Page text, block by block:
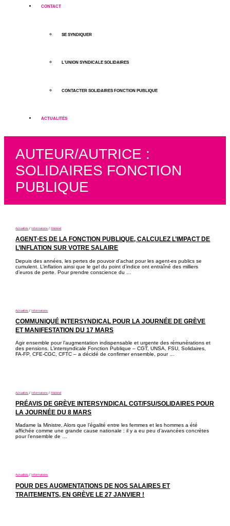
CONTACT
SE SYNDIQUER
L’UNION SYNDICALE SOLIDAIRES
CONTACTER SOLIDAIRES FONCTION PUBLIQUE
ACTUALITÉS
AUTEUR/AUTRICE :
SOLIDAIRES FONCTION
PUBLIQUE
Actualités /Informations /Matériel
AGENT⋅ES DE LA FONCTION PUBLIQUE, CALCULEZ L’IMPACT DE
L’INFLATION SUR VOTRE SALAIRE
Depuis des années, les pertes de pouvoir d’achat pour les agent-es publics se
cumulent. L’inflation ainsi que le gel du point d’indice ont entraîné des milliers
d’euros de perte. Pour prendre conscience du …
Actualités /Informations
COMMUNIQUÉ INTERSYNDICAL POUR LA JOURNÉE DE GRÈVE
ET MANIFESTATION DU 17 MARS
Agir ensemble pour l’augmentation indispensable et urgente des rémunérations et
des pensions. L’intersyndicale Fonction Publique – CGT, UNSA, FSU, Solidaires,
FA-FP, CFE-CGC, CFTC – a décidé de confirmer ensemble, pour …
Actualités /Informations /Matériel
PRÉAVIS DE GRÈVE INTERSYNDICAL CGT/FSU/SOLIDAIRES POUR
LA JOURNÉE DU 8 MARS
Madame la Ministre, Alors que l’égalité entre les femmes et les hommes a été
affichée comme une grande cause nationale : il y a eu peu d’avancées concrètes
pour l’ensemble de …
Actualités /Informations
POUR DES AUGMENTATIONS DE NOS SALAIRES ET
TRAITEMENTS, EN GRÈVE LE 27 JANVIER !